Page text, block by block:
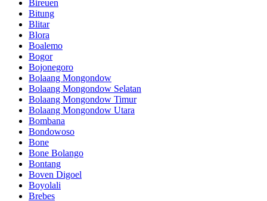
Bireuen
Bitung
Blitar
Blora
Boalemo
Bogor
Bojonegoro
Bolaang Mongondow
Bolaang Mongondow Selatan
Bolaang Mongondow Timur
Bolaang Mongondow Utara
Bombana
Bondowoso
Bone
Bone Bolango
Bontang
Boven Digoel
Boyolali
Brebes